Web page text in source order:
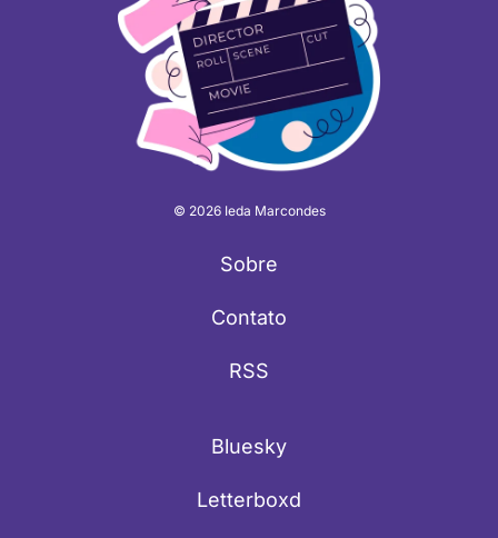
© 2026 Ieda Marcondes
Sobre
Contato
RSS
Bluesky
Letterboxd